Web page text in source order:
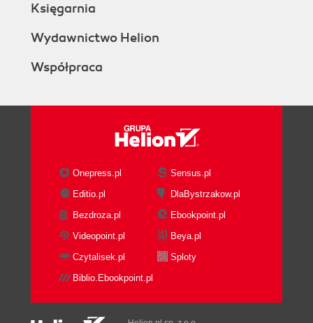
Księgarnia
Wydawnictwo Helion
Współpraca
Onepress.pl
Sensus.pl
Editio.pl
DlaBystrzakow.pl
Bezdroza.pl
Ebookpoint.pl
Videopoint.pl
Beya.pl
Czytalisek.pl
Sploty
Biblio.Ebookpoint.pl